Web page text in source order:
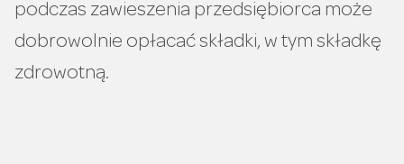
podczas zawieszenia przedsiębiorca może
dobrowolnie opłacać składki, w tym składkę
zdrowotną.